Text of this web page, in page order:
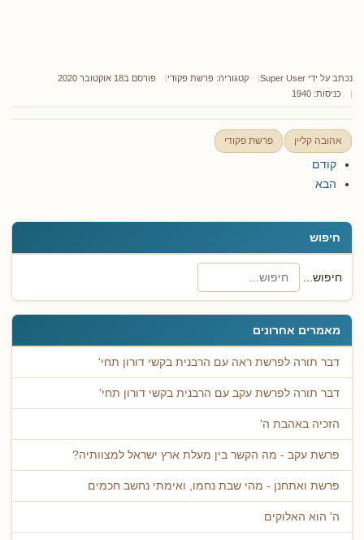
חיפוש
חיפוש...
מאמרים אחרונים
דבר תורה לפרשת ראה עם הרבנית בקשי דורון תחי'
דבר תורה לפרשת עקב עם הרבנית בקשי דורון תחי'
הזכיה באהבת ה'
פרשת עקב - מה הקשר בין מעלת ארץ ישראל למצוותיה?
פרשת ואתחנן - מהי שבת נחמו, ואימתי נחשב חכמים
ה' הוא האלוקים
נכתב על ידי Super User קטגוריה: פרשת פקודי
פורסם ב18 אוקטובר 2020
כניסות: 1940
אהובה קליין פרשת פקודי
קודם
הבא